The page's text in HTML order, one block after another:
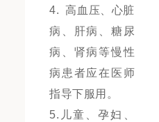
4. 高血压、心脏
病、肝病、糖尿
病、肾病等慢性
病患者应在医师
指导下服用。
5.儿童、孕妇、